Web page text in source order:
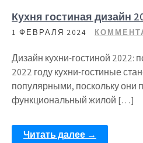
Кухня гостиная дизайн
1 ФЕВРАЛЯ 2024
Дизайн кухни-гостиной 2022:
2022 году кухни-гостиные
популярными, поскольку они
функциональный жилой […]
Читать далее →